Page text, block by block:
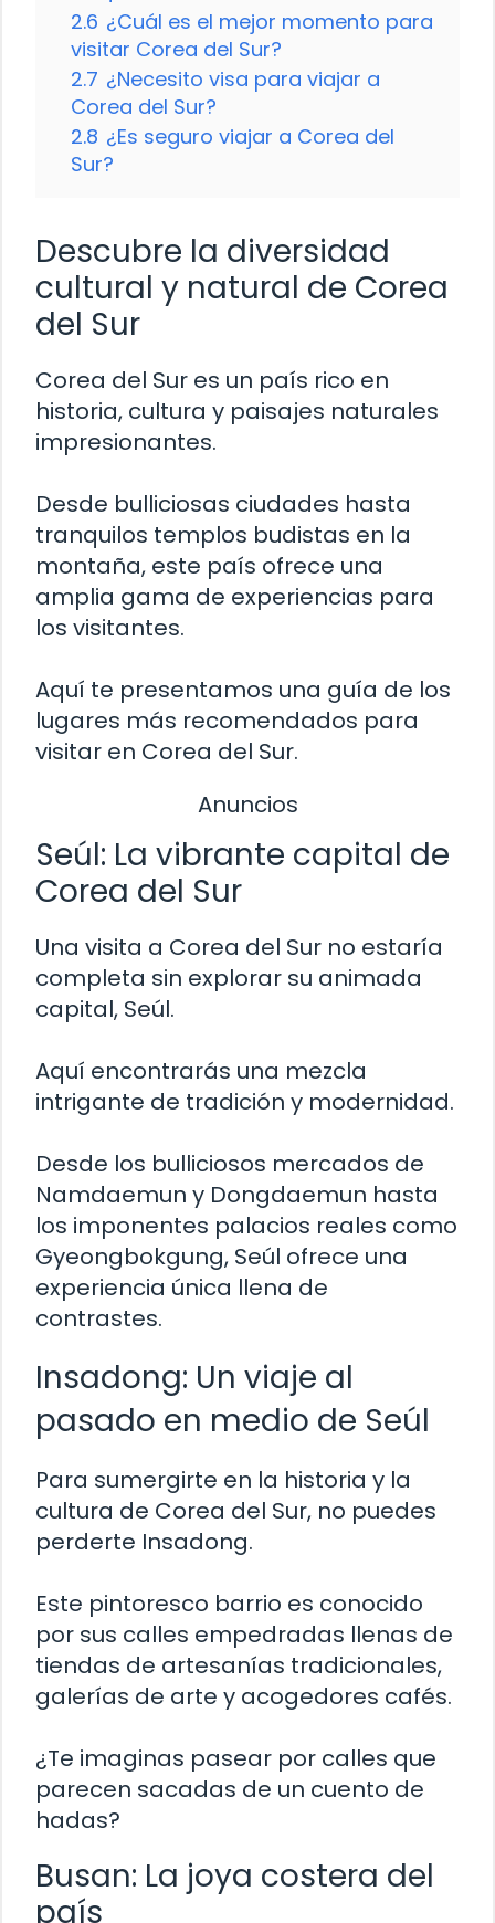
2.6 ¿Cuál es el mejor momento para
visitar Corea del Sur?
2.7 ¿Necesito visa para viajar a
Corea del Sur?
2.8 ¿Es seguro viajar a Corea del
Sur?
Descubre la diversidad
cultural y natural de Corea
del Sur
Corea del Sur es un país rico en
historia, cultura y paisajes naturales
impresionantes.
Desde bulliciosas ciudades hasta
tranquilos templos budistas en la
montaña, este país ofrece una
amplia gama de experiencias para
los visitantes.
Aquí te presentamos una guía de los
lugares más recomendados para
visitar en Corea del Sur.
Anuncios
Seúl: La vibrante capital de
Corea del Sur
Una visita a Corea del Sur no estaría
completa sin explorar su animada
capital, Seúl.
Aquí encontrarás una mezcla
intrigante de tradición y modernidad.
Desde los bulliciosos mercados de
Namdaemun y Dongdaemun hasta
los imponentes palacios reales como
Gyeongbokgung, Seúl ofrece una
experiencia única llena de
contrastes.
Insadong: Un viaje al
pasado en medio de Seúl
Para sumergirte en la historia y la
cultura de Corea del Sur, no puedes
perderte Insadong.
Este pintoresco barrio es conocido
por sus calles empedradas llenas de
tiendas de artesanías tradicionales,
galerías de arte y acogedores cafés.
¿Te imaginas pasear por calles que
parecen sacadas de un cuento de
hadas?
Busan: La joya costera del
país